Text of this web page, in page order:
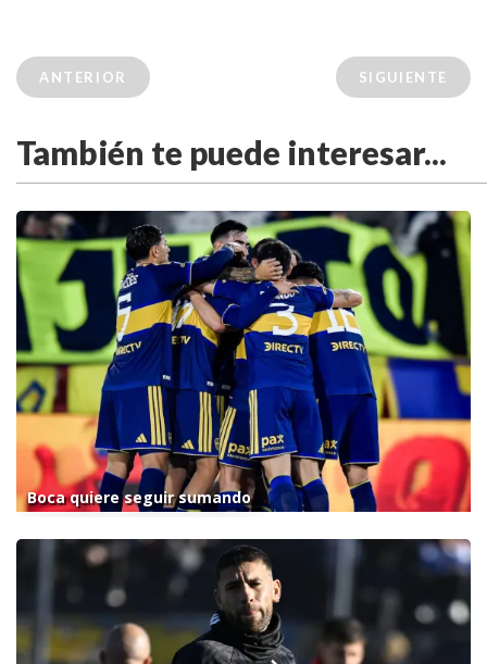
ANTERIOR SIGUIENTE
También te puede interesar...
Boca quiere seguir sumando